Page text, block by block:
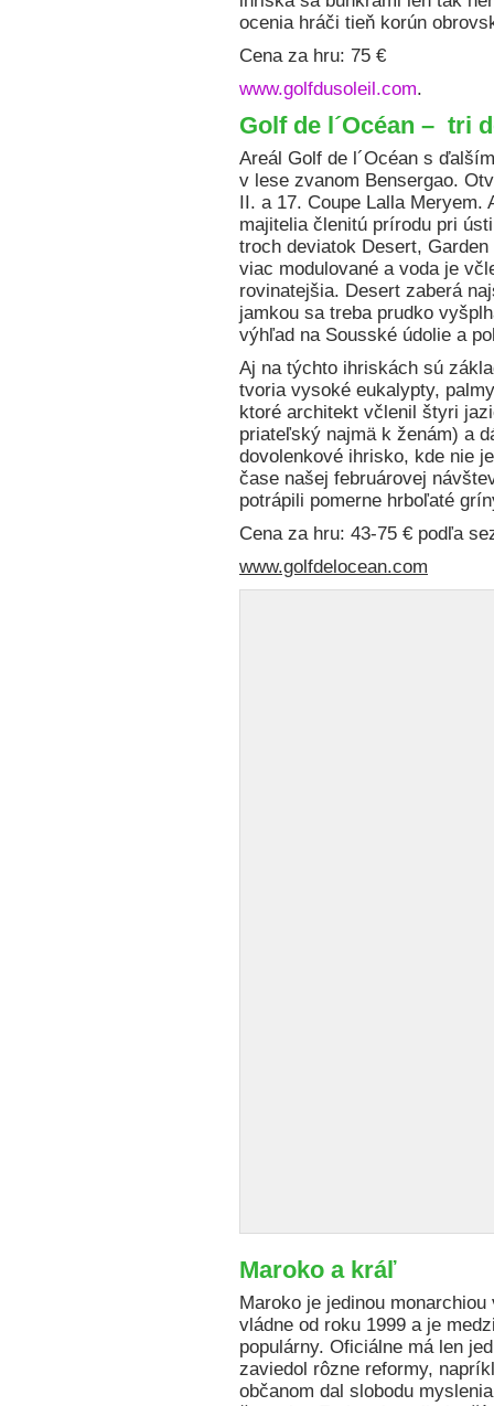
ocenia hráči tieň korún
Cena za hru: 75 €
www.golfdusoleil.com.
Golf de l´Océan – tri
Areál Golf de l´Océan s
v lese zvanom Bensergao.
II. a 17. Coupe Lalla
majitelia členitú prírodu pri
troch deviatok Desert,
viac modulované a voda je
rovinatejšia. Desert zaberá
jamkou sa treba prudko
výhľad na Sousské údolie a
Aj na týchto ihriskách sú
tvoria vysoké eukalypty,
ktoré architekt včlenil štyri
priateľský najmä k ženám) a
dovolenkové ihrisko, kde nie
čase našej februárovej
potrápili pomerne hrboľaté
Cena za hru: 43-75 € podľa
www.golfdelocean.com
Maroko a kráľ
Maroko je jedinou
vládne od roku 1999 a je
populárny. Oficiálne má len
zaviedol rôzne reformy,
občanom dal slobodu